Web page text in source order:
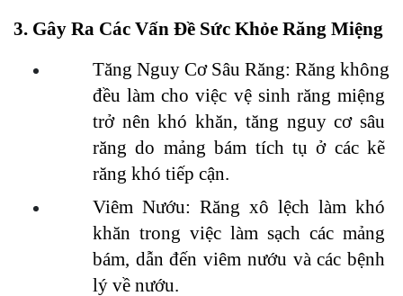
3. Gây Ra Các Vấn Đề Sức Khỏe Răng Miệng
Tăng Nguy Cơ Sâu Răng: Răng không
đều làm cho việc vệ sinh răng miệng
trở nên khó khăn, tăng nguy cơ sâu
răng do mảng bám tích tụ ở các kẽ
răng khó tiếp cận.
Viêm Nướu: Răng xô lệch làm khó
khăn trong việc làm sạch các mảng
bám, dẫn đến viêm nướu và các bệnh
lý về nướu.